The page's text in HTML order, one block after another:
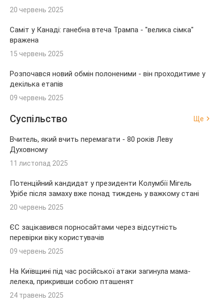
20 червень 2025
Саміт у Канаді: ганебна втеча Трампа - "велика сімка"
вражена
15 червень 2025
Розпочався новий обмін полоненими - він проходитиме у
декілька етапів
09 червень 2025
Суспільство Ще
Вчитель, який вчить перемагати - 80 років Леву
Духовному
11 листопад 2025
Потенційний кандидат у президенти Колумбії Мігель
Урібе після замаху вже понад тиждень у важкому стані
20 червень 2025
ЄС зацікавився порносайтами через відсутність
перевірки віку користувачів
09 червень 2025
На Київщині під час російської атаки загинула мама-
лелека, прикривши собою пташенят
24 травень 2025